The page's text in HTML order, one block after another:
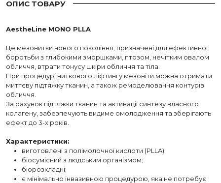
ОПИС ТОВАРУ
AestheLine MONO PLLA
Це мезонитки нового покоління, призначені для ефективної
боротьби з глибокими зморшками, птозом, нечітким овалом
обличчя, втрати тонусу шкіри обличчя та тіла.
При процедурі ниткового ліфтингу мезоніти можна отримати
миттєву підтяжку тканин, а також ремоделювання контурів
обличчя.
За рахунок підтяжки тканин та активації синтезу власного
колагену, забезпечують видиме омолодження та зберігають
ефект до 3-х років.
Характеристики:
виготовлені з полімолочної кислоти (PLLA);
біосумісний з людським організмом;
біорозкладні;
є мінімально інвазивною процедурою, яка не потребує